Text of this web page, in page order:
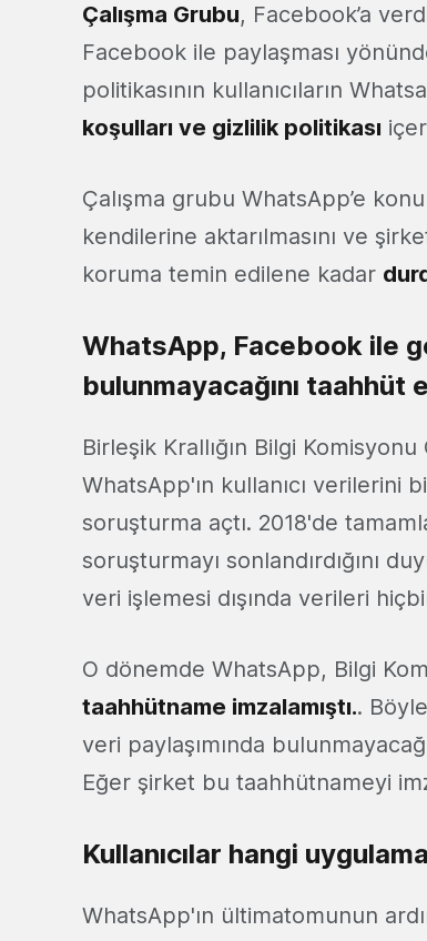
Çalışma Grubu, Facebook’a
Facebook ile paylaşması
politikasının kullanıcıların
koşulları ve gizlilik politikası
Çalışma grubu WhatsApp’e
kendilerine aktarılmasını ve
koruma temin edilene kadar
WhatsApp, Facebook ile
bulunmayacağını taahhüt
Birleşik Krallığın Bilgi
WhatsApp'ın kullanıcı verilerini
soruşturma açtı. 2018'de
soruşturmayı sonlandırdığını
veri işlemesi dışında verileri
O dönemde WhatsApp, Bilgi
taahhütname imzalamıştı..
veri paylaşımında
Eğer şirket bu taahhütnameyi
Kullanıcılar hangi
WhatsApp'ın ültimatomunun